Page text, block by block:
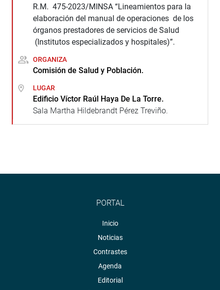
R.M. 475-2023/MINSA “Lineamientos para la
elaboración del manual de operaciones de los
órganos prestadores de servicios de Salud
(Institutos especializados y hospitales)”.
ORGANIZA
Comisión de Salud y Población.
LUGAR
Edificio Víctor Raúl Haya De La Torre.
Sala Martha Hildebrandt Pérez Treviño.
PORTAL
Inicio
Noticias
Contrastes
Agenda
Editorial